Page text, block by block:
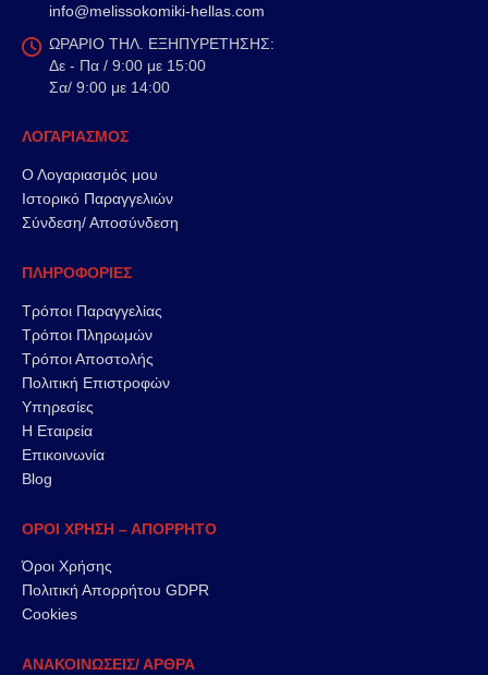
info@melissokomiki-hellas.com
ΩΡΑΡΙΟ ΤΗΛ. ΕΞΗΠΥΡΕΤΗΣΗΣ:
Δε - Πα / 9:00 με 15:00
Σα/ 9:00 με 14:00
ΛΟΓΑΡΙΑΣΜΟΣ
Ο Λογαριασμός μου
Ιστορικό Παραγγελιών
Σύνδεση/ Αποσύνδεση
ΠΛΗΡΟΦΟΡΙΕΣ
Τρόποι Παραγγελίας
Τρόποι Πληρωμών
Τρόποι Αποστολής
Πολιτική Επιστροφών
Υπηρεσίες
Η Εταιρεία
Επικοινωνία
Blog
ΟΡΟΙ ΧΡΗΣΗ – ΑΠΟΡΡΗΤΟ
Όροι Χρήσης
Πολιτική Απορρήτου GDPR
Cookies
ΑΝΑΚΟΙΝΩΣΕΙΣ/ ΑΡΘΡΑ